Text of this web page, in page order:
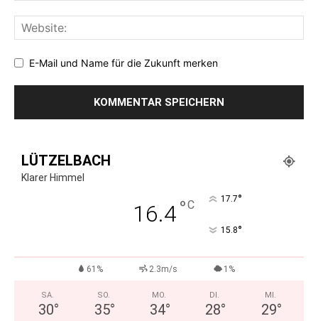
E-Mail und Name für die Zukunft merken
LÜTZELBACH
Klarer Himmel
16.4°C 17.7°
15.8°
61% 2.3m/s 1%
SA.
30°
SO.
35°
MO.
34°
DI.
28°
MI.
29°